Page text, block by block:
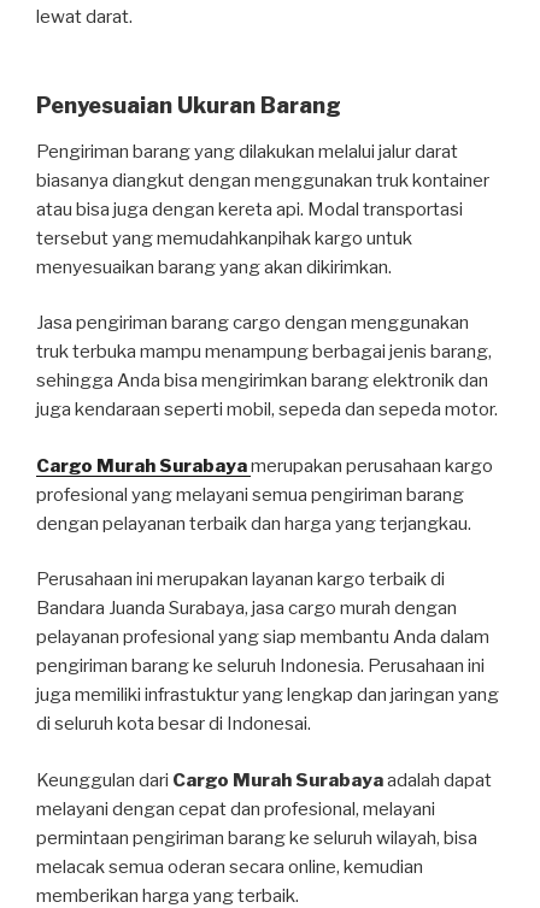
lewat darat.
Penyesuaian Ukuran Barang
Pengiriman barang yang dilakukan melalui jalur darat
biasanya diangkut dengan menggunakan truk kontainer
atau bisa juga dengan kereta api. Modal transportasi
tersebut yang memudahkanpihak kargo untuk
menyesuaikan barang yang akan dikirimkan.
Jasa pengiriman barang cargo dengan menggunakan
truk terbuka mampu menampung berbagai jenis barang,
sehingga Anda bisa mengirimkan barang elektronik dan
juga kendaraan seperti mobil, sepeda dan sepeda motor.
Cargo Murah Surabayamerupakan perusahaan kargo
profesional yang melayani semua pengiriman barang
dengan pelayanan terbaik dan harga yang terjangkau.
Perusahaan ini merupakan layanan kargo terbaik di
Bandara Juanda Surabaya, jasa cargo murah dengan
pelayanan profesional yang siap membantu Anda dalam
pengiriman barang ke seluruh Indonesia. Perusahaan ini
juga memiliki infrastuktur yang lengkap dan jaringan yang
di seluruh kota besar di Indonesai.
Keunggulan dari Cargo Murah Surabayaadalah dapat
melayani dengan cepat dan profesional, melayani
permintaan pengiriman barang ke seluruh wilayah, bisa
melacak semua oderan secara online, kemudian
memberikan harga yang terbaik.